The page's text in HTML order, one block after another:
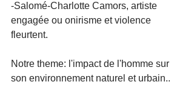
-Salomé-Charlotte Camors, artiste
engagée ou onirisme et violence
fleurtent.
Notre theme: l'impact de l'homme sur
son environnement naturel et urbain..